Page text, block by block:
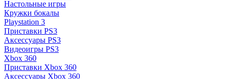
Настольные игры
Кружки бокалы
Playstation 3
Приставки PS3
Аксессуары PS3
Видеоигры PS3
Xbox 360
Приставки Xbox 360
Аксессуары Xbox 360